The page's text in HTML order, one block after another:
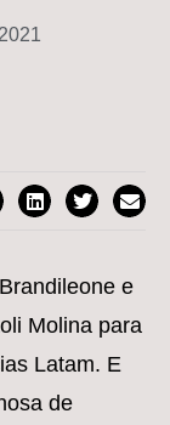
e
Molina para
Latam. E
de